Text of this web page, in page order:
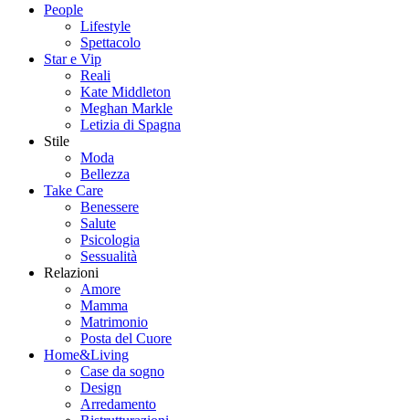
People
Lifestyle
Spettacolo
Star e Vip
Reali
Kate Middleton
Meghan Markle
Letizia di Spagna
Stile
Moda
Bellezza
Take Care
Benessere
Salute
Psicologia
Sessualità
Relazioni
Amore
Mamma
Matrimonio
Posta del Cuore
Home&Living
Case da sogno
Design
Arredamento